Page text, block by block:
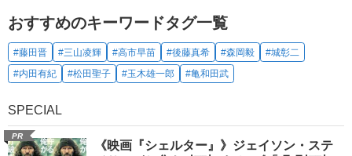
おすすめのキーワードタグ一覧
#藤田晋 #三山凌輝 #高市早苗 #後藤真希 #森岡毅
#城彰二
#内田有紀
#松田聖子 #玉木雄一郎 #亀和田武
SPECIAL
PR
《映画『シェルター』》ジェイソン・ステ